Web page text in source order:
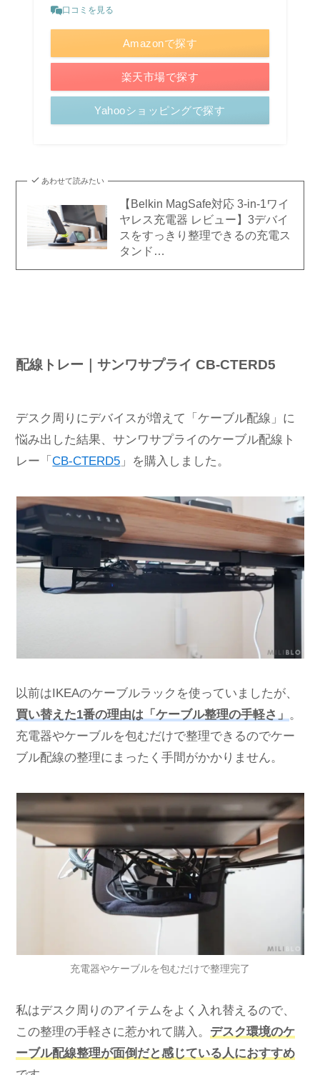
口コミを見る
Amazonで探す
楽天市場で探す
Yahooショッピングで探す
あわせて読みたい
【Belkin MagSafe対応 3-in-1ワイ
ヤレス充電器 レビュー】3デバイ
スをすっきり整理できるの充電ス
タンド…
配線トレー｜サンワサプライ CB-CTERD5
デスク周りにデバイスが増えて「ケーブル配線」に
悩み出した結果、サンワサプライのケーブル配線ト
レー「CB-CTERD5 」を購入しました。
以前はIKEAのケーブルラックを使っていましたが、
買い替えた1番の理由は「ケーブル整理の手軽さ」 。
充電器やケーブルを包むだけで整理できるのでケー
ブル配線の整理にまったく手間がかかりません。
充電器やケーブルを包むだけで整理完了
私はデスク周りのアイテムをよく入れ替えるので、
この整理の手軽さに惹かれて購入。 デスク環境のケ
ーブル配線整理が面倒だと感じている人におすすめ